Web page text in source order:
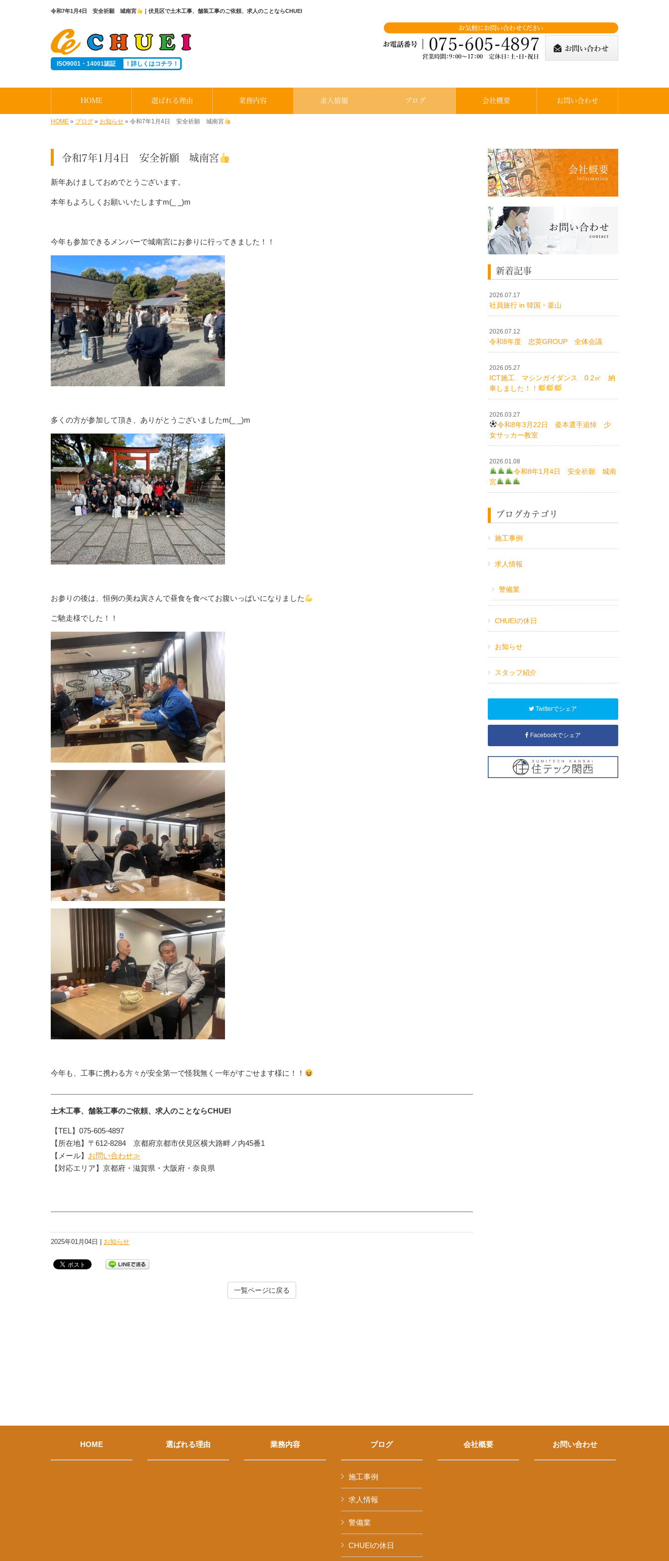
令和7年1月4日 安全祈願 城南宮 ｜伏見区で土木工事、舗装工事のご依頼、求人のことならCHUEI
ISO9001・14001認証 ！詳しくはコチラ！
HOME 選ばれる理由 業務内容 求人情報 ブログ 会社概要 お問い合わせ
HOME » ブログ » お知らせ » 令和7年1月4日 安全祈願 城南宮
令和7年1月4日 安全祈願 城南宮
新年あけましておめでとうございます。
本年もよろしくお願いいたしますm(_ _)m
今年も参加できるメンバーで城南宮にお参りに行ってきました！！
多くの方が参加して頂き、ありがとうございましたm(_ _)m
お参りの後は、恒例の美ね寅さんで昼食を食べてお腹いっぱいになりました
ご馳走様でした！！
今年も、工事に携わる方々が安全第一で怪我無く一年がすごせます様に！！
土木工事、舗装工事のご依頼、求人のことならCHUEI
【TEL】075-605-4897
【所在地】〒612-8284 京都府京都市伏見区横大路畔ノ内45番1
【メール】 お問い合わせ≫
【対応エリア】京都府・滋賀県・大阪府・奈良県
2025年01月04日 | お知らせ
一覧ページに戻る
新着記事
2026.07.17
社員旅行 in 韓国・釜山
2026.07.12
令和8年度 忠英GROUP 全体会議
2026.05.27
ICT施工 マシンガイダンス 0.2㎥ 納
車しました！！
2026.03.27
令和8年3月22日 釜本選手追悼 少
女サッカー教室
2026.01.08
令和8年1月4日 安全祈願 城南
宮
ブログカテゴリ
施工事例
求人情報
警備業
CHUEIの休日
お知らせ
スタッフ紹介
Twitterでシェア
Facebookでシェア
HOME 選ばれる理由 業務内容 ブログ
施工事例
求人情報
警備業
CHUEIの休日
会社概要 お問い合わせ